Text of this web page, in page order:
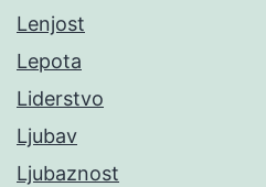
Lenjost
Lepota
Liderstvo
Ljubav
Ljubaznost